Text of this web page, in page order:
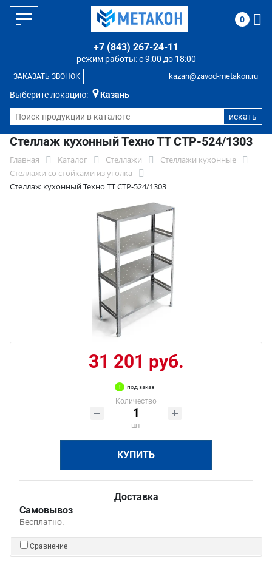
Выберите локацию: Казань
режим работы: с 9:00 до 18:00
+7 (843) 267-24-11
kazan@zavod-metakon.ru
ЗАКАЗАТЬ ЗВОНОК
0
Стеллаж кухонный Техно ТТ СТР-524/1303
Главная Каталог Стеллажи
Стеллажи кухонные
Стеллажи со стойками из уголка
Стеллаж кухонный Техно ТТ СТР-524/1303
31 201 руб.
под заказ
Количество
шт
КУПИТЬ
Доставка
Самовывоз
Бесплатно.
Сравнение